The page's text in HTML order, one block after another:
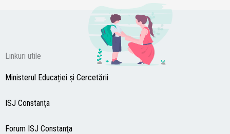
Linkuri utile
Ministerul Educației și Cercetării
ISJ Constanţa
Forum ISJ Constanţa